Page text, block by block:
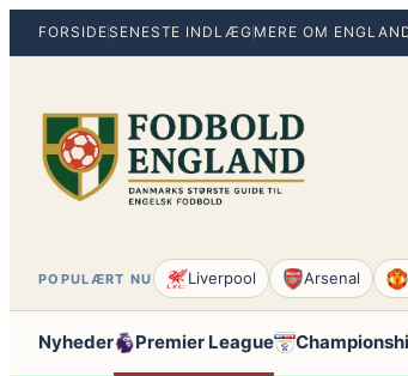
SpringFORSIDESENESTE INDLÆG MERE OM
POPULÆRT NU Liverpool Arsenal
Nyheder Premier League